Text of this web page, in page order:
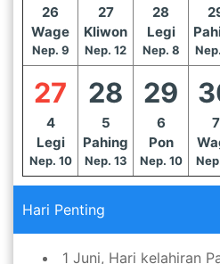
26
Wage
Nep. 9
27
Kliwon
Nep. 12
28
Legi
Nep. 8
27
4
Legi
Nep. 10
28
5
Pahing
Nep. 13
29
6
Pon
Nep. 10
7
Hari Penting
1 Juni, Hari kelahiran